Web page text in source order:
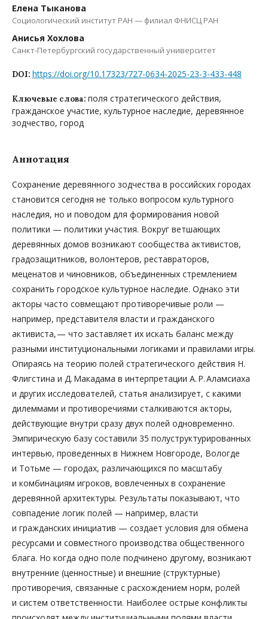
Елена Тыканова
Социологический институт РАН — филиал ФНИСЦ РАН
Анисья Хохлова
Санкт-Петербургский государственный университет
DOI: https://doi.org/10.17323/727-0634-2025-23-3-433-448
Ключевые слова: поля стратегического действия,
гражданское участие, культурное наследие, деревянное
зодчество, город
Аннотация
Сохранение деревянного зодчества в российских городах
становится сегодня не только вопросом культурного
наследия, но и поводом для формирования новой
политики — политики участия. Вокруг ветшающих
деревянных домов возникают сообщества активистов,
градозащитников, волонтеров, реставраторов,
меценатов и чиновников, объединенных стремлением
сохранить городское культурное наследие. Однако эти
акторы часто совмещают противоречивые роли —
например, представителя власти и гражданского
активиста, — что заставляет их искать баланс между
разными институциональными логиками и правилами игры.
Опираясь на теорию полей стратегического действия Н.
Флигстина и Д. Макадама в интерпретации А. Р. Аламсиаха
и других исследователей, статья анализирует, с какими
дилеммами и противоречиями сталкиваются акторы,
действующие внутри сразу двух полей одновременно.
Эмпирическую базу составили 35 полуструктурированных
интервью, проведенных в Нижнем Новгороде, Вологде
и Тотьме — городах, различающихся по масштабу
и комбинациям игроков, вовлеченных в сохранение
деревянной архитектуры. Результаты показывают, что
совпадение логик полей — например, власти
и гражданских инициатив — создает условия для обмена
ресурсами и совместного производства общественного
блага. Но когда одно поле подчинено другому, возникают
внутренние (ценностные) и внешние (структурные)
противоречия, связанные с расхождением норм, ролей
и систем ответственности. Наиболее острые конфликты